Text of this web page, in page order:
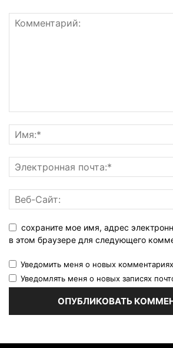
сохраните мое имя, адрес
в этом браузере для следующего
Уведомить меня о новых
Уведомлять меня о новых записях